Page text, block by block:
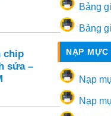
chip
sửa –
Bảng
Bảng
NẠP
Nạp
Nạp